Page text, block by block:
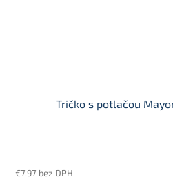
Tričko s potlačou
€7,97 bez DPH